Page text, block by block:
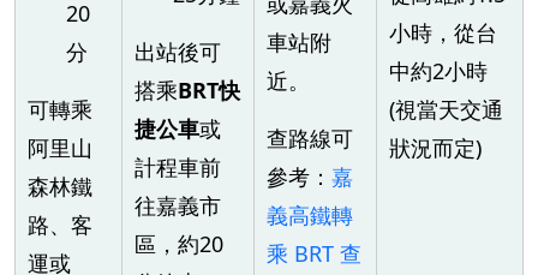
20
分
可轉乘
阿里山
森林鐵
路、客
運或
出站後可
搭乘BRT快
捷公車或
計程車前
往嘉義市
區，約20
車站附
近。
查路線可
參考： 嘉
義高鐵轉
乘 BRT 查
小時，從台
中約2小時
(視當天交通
狀況而定)